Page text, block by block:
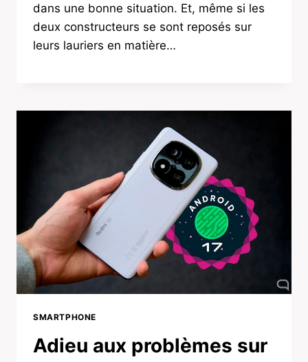
dans une bonne situation. Et, même si les
deux constructeurs se sont reposés sur
leurs lauriers en matière…
SMARTPHONE
Adieu aux problèmes sur